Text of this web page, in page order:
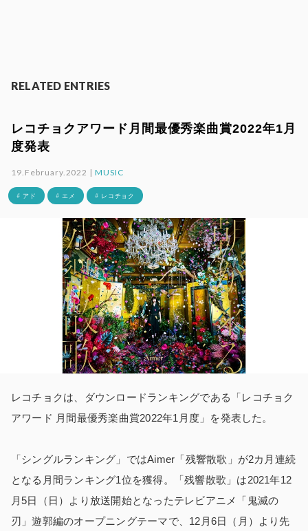
RELATED ENTRIES
レコチョクアワード月間最優秀楽曲賞2022年1月
度発表
19.February.2022 |MUSIC
# アド # エメ # レコチョク
レコチョクは、ダウンロードランキングである「レコチョク
アワード 月間最優秀楽曲賞2022年1月度」を発表した。
「シングルランキング」ではAimer「残響散歌」が2カ月連続
となる月間ランキング1位を獲得。「残響散歌」は2021年12
月5日（日）より放送開始となったテレビアニメ
「鬼滅の
刃」遊郭編のオープニングテーマで、12月6日（月）より先